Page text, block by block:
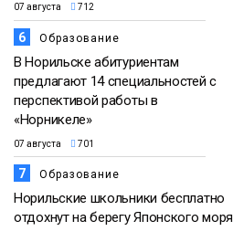
07 августа 712
6 Образование
В Норильске абитуриентам
предлагают 14 специальностей с
перспективой работы в
«Норникеле»
07 августа 701
7 Образование
Норильские школьники бесплатно
отдохнут на берегу Японского моря